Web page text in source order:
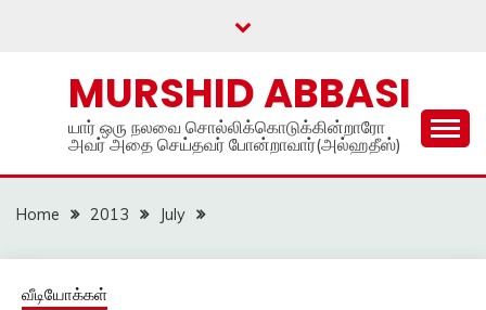
MURSHID ABBASI
யார் ஒரு நலவை சொல்லிக்கொடுக்கின்றாரோ
அவர் அதை செய்தவர் போன்றாவார்(அல்ஹதீஸ்)
Home 2013 July
வீடியோக்கள்